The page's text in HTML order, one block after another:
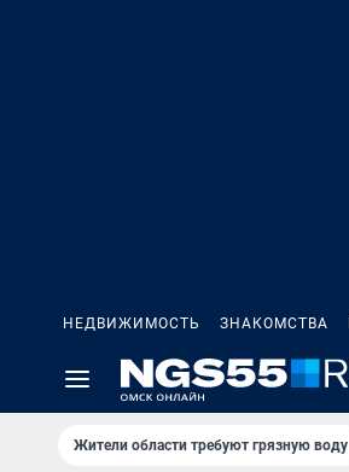
НЕДВИЖИМОСТЬ ЗНАКОМСТВА
Жители области требуют грязную воду